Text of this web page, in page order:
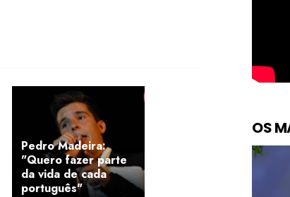
Pedro Madeira:
"Quero fazer parte
da vida de cada
português"
OS